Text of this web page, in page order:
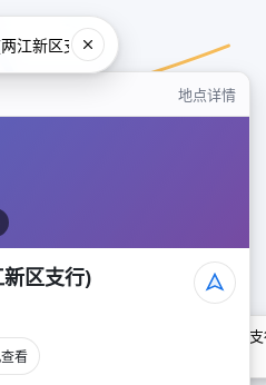
地点详情
区支行)
看
上海浦东发展银行(两江新区